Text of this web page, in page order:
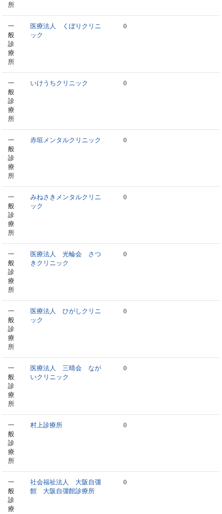
所
一
般
診
療
所
医療法人 くぼりクリニ
ック
0
一
般
診
療
所
いけうちクリニック 0
一
般
診
療
所
赤垣メンタルクリニック 0
一
般
診
療
所
みねさきメンタルクリニ
ック
0
一
般
診
療
所
医療法人 光輪会 さつ
きクリニック
0
一
般
診
療
所
医療法人 ひがしクリニ
ック
0
一
般
診
療
所
医療法人 三晴会 なが
いクリニック
0
一
般
診
療
所
村上診療所 0
一
般
診
療
社会福祉法人 大阪自彊
館 大阪自彊館診療所
0